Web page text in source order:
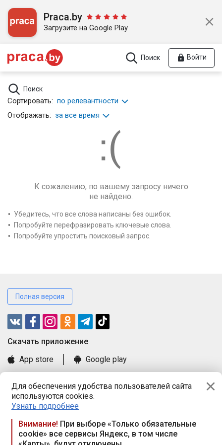
Для обеспечения удобства пользователей сайта
используются cookies.
Узнать подробнее
Внимание! При выборе «Только обязательные
cookie» все сервисы Яндекс, в том числе
Praca.by
Загрузите на Google Play
Поиск Войти
Поиск
Сортировать: по релевантности
Отображать: за все время
К сожалению, по вашему запросу ничего
не найдено.
Убедитесь, что все слова написаны без ошибок.
Попробуйте перефразировать ключевые слова.
Попробуйте упростить поисковый запрос.
Полная версия
Cкачать приложение
App store
Google play
Книга замечаний и предложений
Правила и документы
Praca.by © 2000—2026, ООО «ПРАЦА БАЙ»
Республика Беларусь, 220114, г. Минск, пр-т Независимости
117а, пом. № 9.